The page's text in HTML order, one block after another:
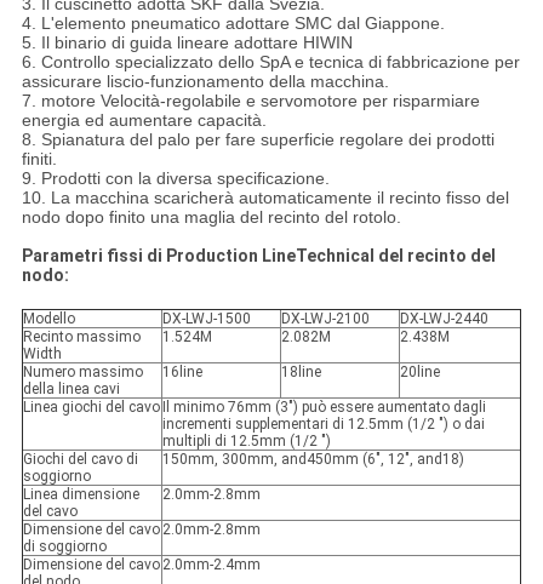
3. Il cuscinetto adotta SKF dalla Svezia.
4. L'elemento pneumatico adottare SMC dal Giappone.
5. Il binario di guida lineare adottare HIWIN
6. Controllo specializzato dello SpA e tecnica di fabbricazione per
assicurare liscio-funzionamento della macchina.
7. motore Velocità-regolabile e servomotore per risparmiare
energia ed aumentare capacità.
8. Spianatura del palo per fare superficie regolare dei prodotti
finiti.
9. Prodotti con la diversa specificazione.
10. La macchina scaricherà automaticamente il recinto fisso del
nodo dopo finito una maglia del recinto del rotolo.
Parametri fissi di Production LineTechnical del recinto del
nodo:
Modello DX-LWJ-1500 DX-LWJ-2100
DX-LWJ-2440
Recinto massimo
Width
1.524M 2.082M 2.438M
Numero massimo
della linea cavi
16line 18line 20line
Linea giochi del cavo
Il minimo 76mm (3") può essere aumentato dagli
incrementi supplementari di 12.5mm (1/2 ") o dai
multipli di 12.5mm (1/2 ")
Giochi del cavo di
soggiorno
150mm, 300mm, and450mm (6", 12", and18)
Linea dimensione
del cavo
2.0mm-2.8mm
Dimensione del cavo
di soggiorno
2.0mm-2.8mm
Dimensione del cavo 2.0mm-2.4mm